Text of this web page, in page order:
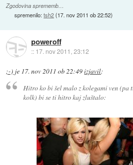
Zgodovina sprememb…
spremenilo:tsh2(17. nov 2011 ob 22:52)
poweroff
:: 17. nov 2011, 23:12
;-) je 17. nov 2011 ob 22:49izjavil:
Hitro ko bi šel malo z kolegami ven (pa
kolk) bi se ti hitro kaj zluštalo: